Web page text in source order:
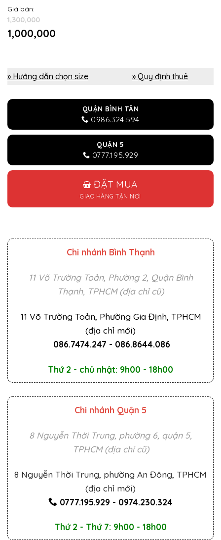
Giá bán:
1,300,000
1,000,000
» Hướng dẫn chọn size » Quy định thuê
QUẬN BÌNH TÂN
0986.324.594
QUẬN 5
0777.195.929
ĐẶT MUA
GIAO HÀNG TẬN NƠI
Chi nhánh Bình Thạnh
11 Võ Trường Toản, Phường 2, Quận Bình
Thạnh, TPHCM (địa chỉ cũ)
11 Võ Trường Toản, Phường Gia Định, TPHCM
(địa chỉ mới)
086.7474.247 - 086.8644.086
Thứ 2 - chủ nhật: 9h00 - 18h00
Chi nhánh Quận 5
8 Nguyễn Thời Trung, phường 6, quận 5,
TPHCM (địa chỉ cũ)
8 Nguyễn Thời Trung, phường An Đông, TPHCM
(địa chỉ mới)
0777.195.929 - 0974.230.324
Thứ 2 - Thứ 7: 9h00 - 18h00